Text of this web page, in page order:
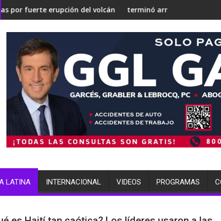
silenciosa'
nuclear
del volcán de Fuegoterminó arrestada por múltiples cargos
LATINA INTERNACIONAL VIDEOS PROGRAMAS